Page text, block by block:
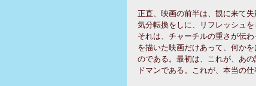
正直、映画の前半は、観に来て
気分転換をしに、リフレッシュ
それは、チャーチルの重さが伝
を描いた映画だけあって、何か
のである。最初は、これが、あ
ドマンである。これが、本当の